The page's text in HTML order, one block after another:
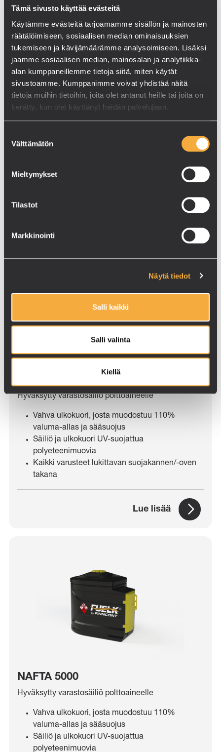
Tämä sivusto käyttää evästeitä
Käytämme evästeitä tarjoamamme sisällön ja mainosten
räätälöimiseen, sosiaalisen median ominaisuuksien
tukemiseen ja kävijämäärämme analysoimiseen. Lisäksi
jaamme sosiaalisen median, mainosalan ja analytiikka-
alan kumppaneillemme tietoja siitä, miten käytät
sivustoamme. Kumppanimme voivat yhdistää näitä
tietoja muihin tietoihin, joita olet antanut heille tai joita on
kerätty, kun olet käyttänyt heidän palvelujaan.
valinta
Välttämätön
Mieltymykset
Tilastot
Markkinointi
Näytä tiedot
Salli kaikki
Salli valinta
Kiellä
MOBIILI TANKKAUSASEMA
Uuden sukupolven tankkausasema infratyömaiden
Tankkausaseman IBC-pakkaukset tuplavaipalla
Varusteltavissa vaihtolavakiskoilla ja
Sisävalaistus liiketunnistimella.
Hyväksytty varastosäiliö polttoaineelle
Vahva ulkokuori, josta muodostuu 110%
valuma-allas ja sääsuojus
Säiliö ja ulkokuori UV-suojattua
polyeteenimuovia
Kaikki varusteet lukittavan suojakannen/-oven
takana
Lue lisää
NAFTA 5000
Hyväksytty varastosäiliö polttoaineelle
Vahva ulkokuori, josta muodostuu 110%
valuma-allas ja sääsuojus
Säiliö ja ulkokuori UV-suojattua
polyeteenimuovia